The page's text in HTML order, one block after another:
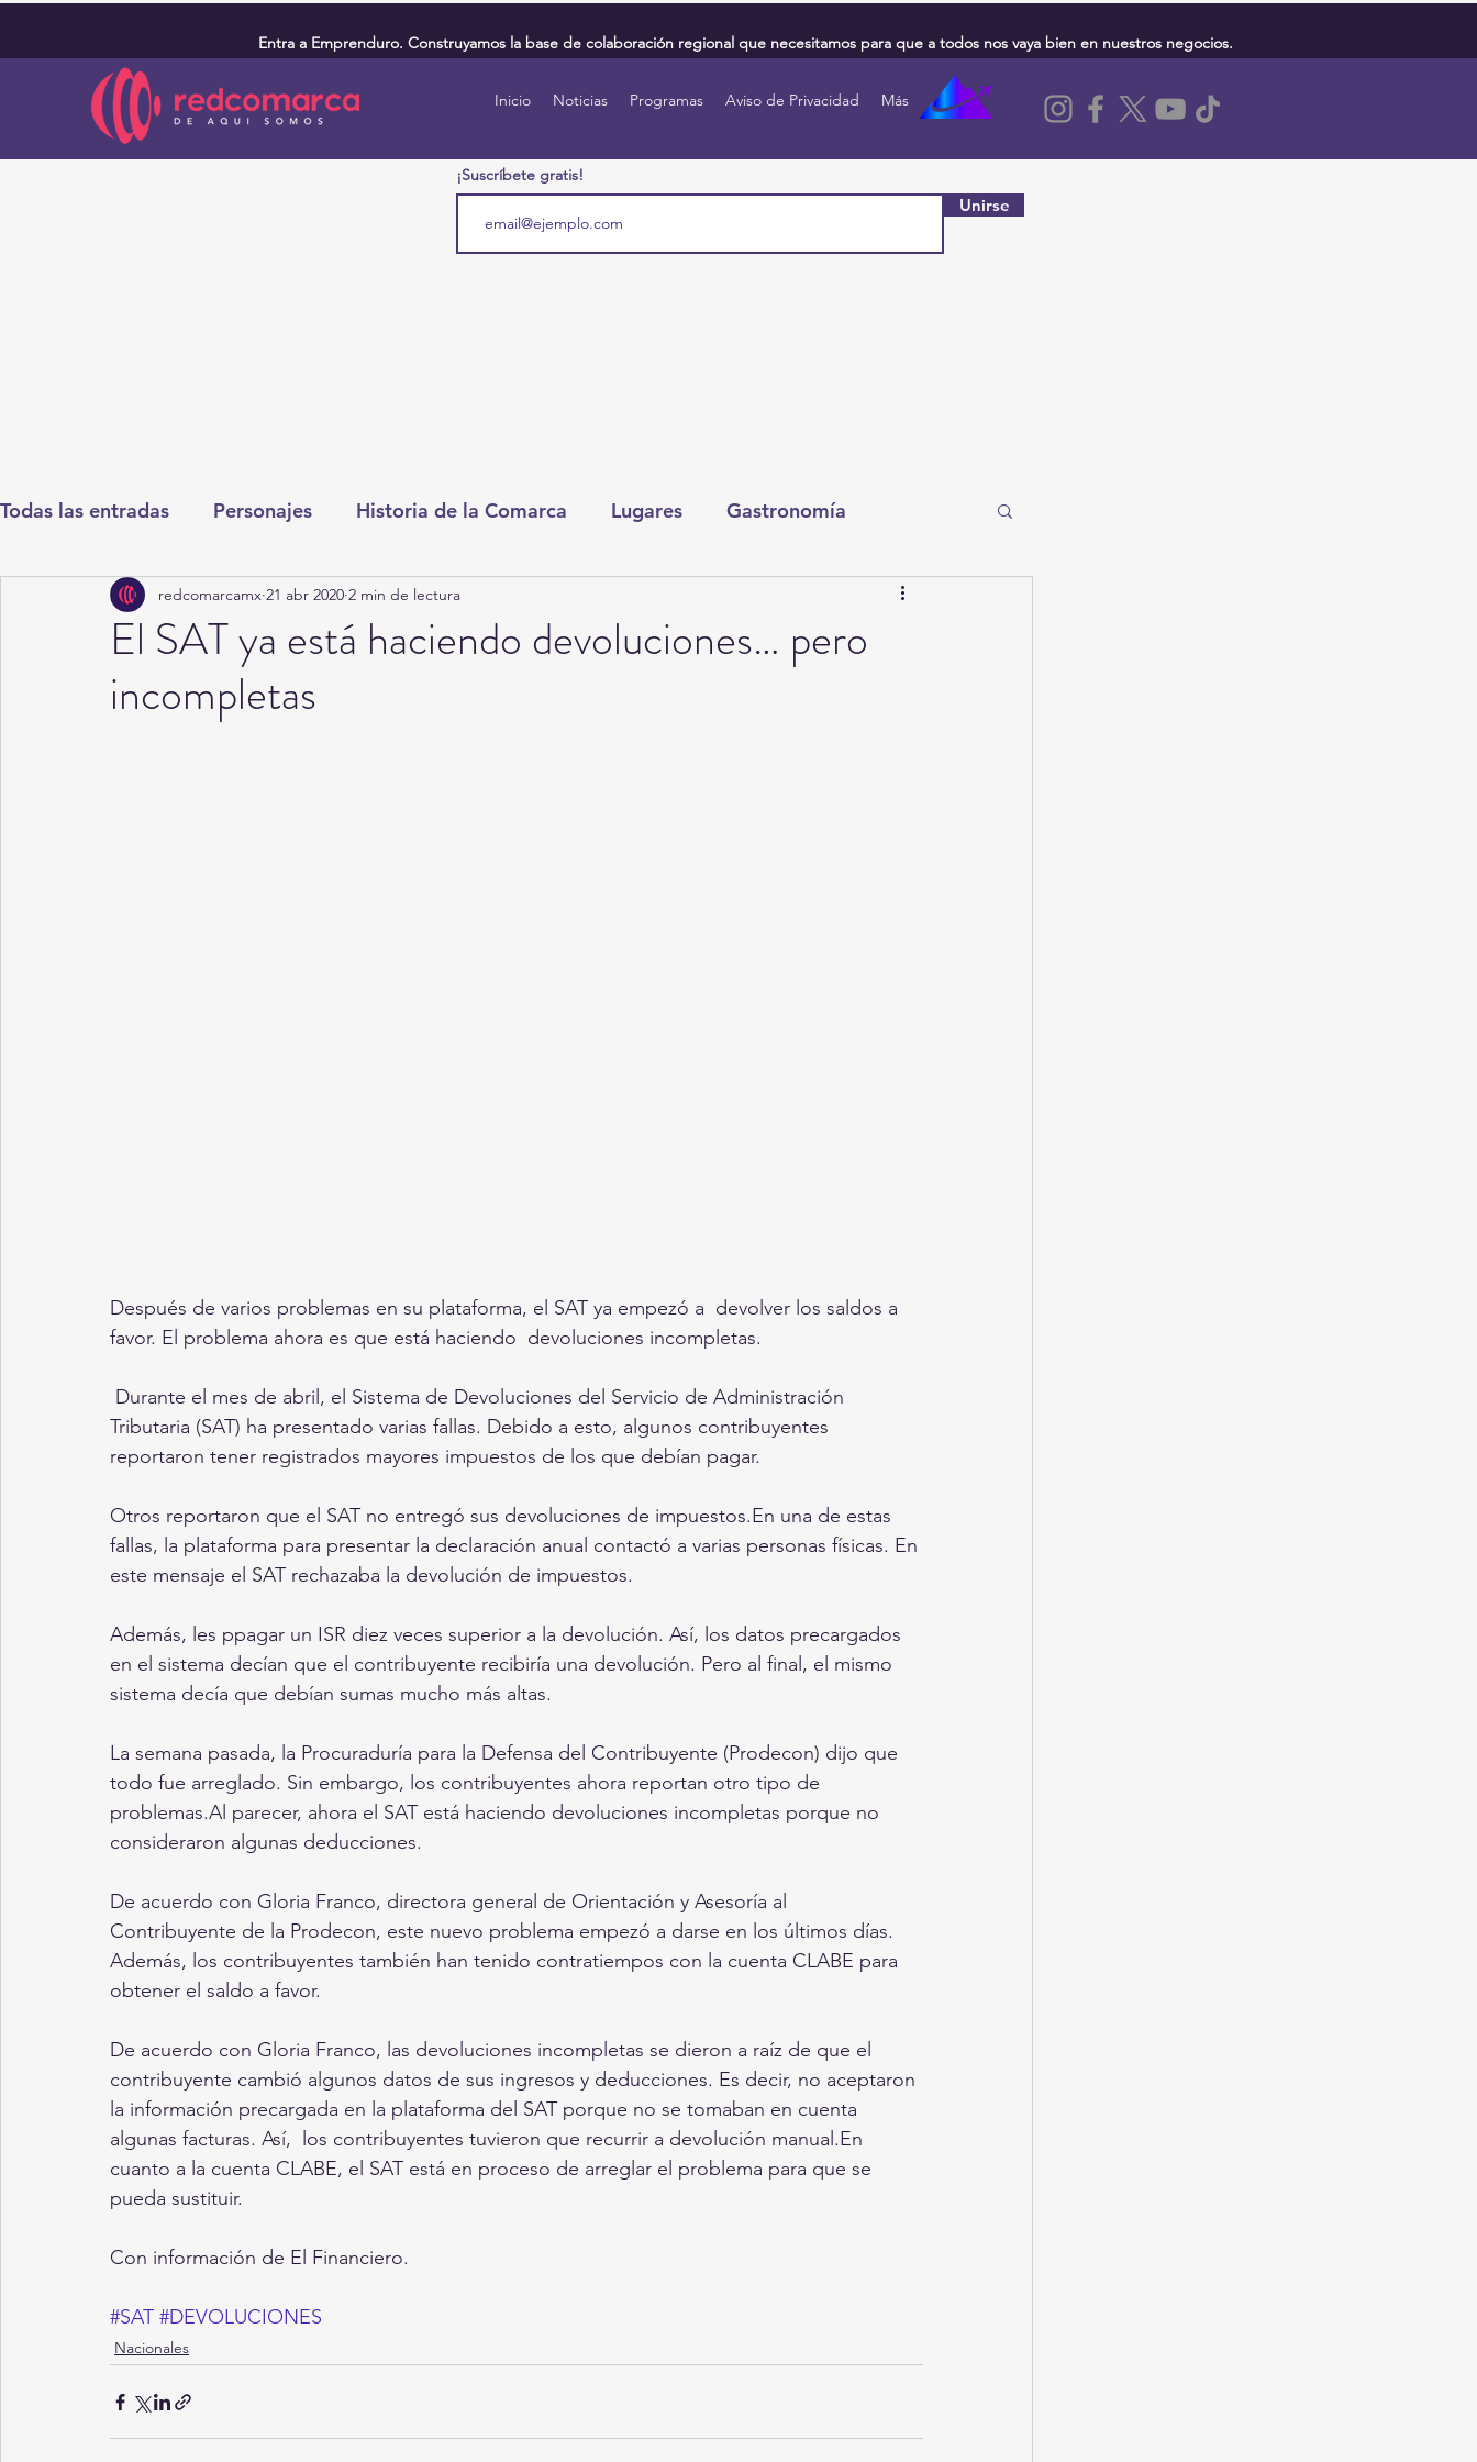
Entra a Emprenduro. Construyamos la base de colaboración regional que necesitamos para que a todos nos vaya bien en nuestros negocios.
Inicio Noticias Programas Aviso de Privacidad Más
¡Suscríbete gratis!
Unirse
Todas las entradas Personajes Historia de la Comarca Lugares Gastronomía
Deportes Salud Entretenimiento Torreón
Round Cero Columnistas
El SAT ya está haciendo devoluciones… pero
incompletas
redcomarcamx 21 abr 2020 2 min de lectura
Después de varios problemas en su plataforma, el SAT ya empezó a  devolver los saldos a
favor. El problema ahora es que está haciendo  devoluciones incompletas.
Tributaria (SAT) ha presentado varias fallas. Debido a esto, algunos contribuyentes
reportaron tener registrados mayores impuestos de los que debían pagar.
Otros reportaron que el SAT no entregó sus devoluciones de impuestos.En una de estas
fallas, la plataforma para presentar la declaración anual contactó a varias personas físicas. En
este mensaje el SAT rechazaba la devolución de impuestos.
Además, les ppagar un ISR diez veces superior a la devolución. Así, los datos precargados
en el sistema decían que el contribuyente recibiría una devolución. Pero al final, el mismo
sistema decía que debían sumas mucho más altas.
La semana pasada, la Procuraduría para la Defensa del Contribuyente (Prodecon) dijo que
todo fue arreglado. Sin embargo, los contribuyentes ahora reportan otro tipo de
problemas.Al parecer, ahora el SAT está haciendo devoluciones incompletas porque no
consideraron algunas deducciones.
De acuerdo con Gloria Franco, directora general de Orientación y Asesoría al
Contribuyente de la Prodecon, este nuevo problema empezó a darse en los últimos días.
Además, los contribuyentes también han tenido contratiempos con la cuenta CLABE para
obtener el saldo a favor.
De acuerdo con Gloria Franco, las devoluciones incompletas se dieron a raíz de que el
contribuyente cambió algunos datos de sus ingresos y deducciones. Es decir, no aceptaron
la información precargada en la plataforma del SAT porque no se tomaban en cuenta
algunas facturas. Así,  los contribuyentes tuvieron que recurrir a devolución manual.En
cuanto a la cuenta CLABE, el SAT está en proceso de arreglar el problema para que se
pueda sustituir.
Con información de El Financiero.
#SAT #DEVOLUCIONES
Nacionales